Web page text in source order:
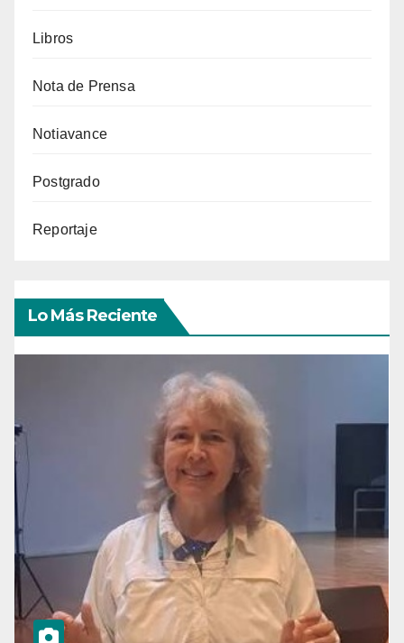
Libros
Nota de Prensa
Notiavance
Postgrado
Reportaje
Lo Más Reciente